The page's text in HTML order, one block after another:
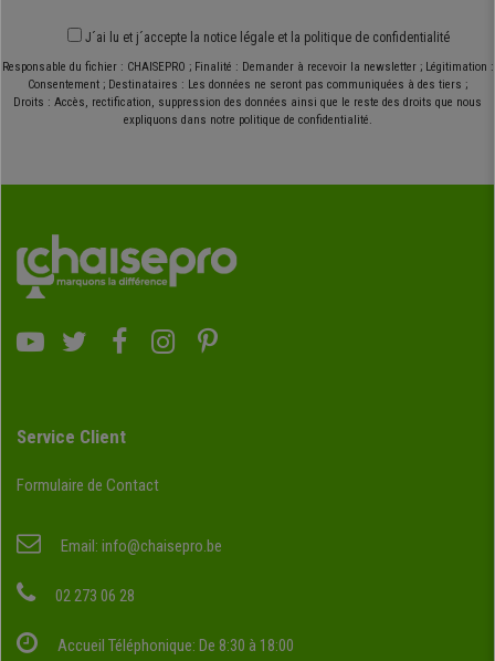
J´ai lu et j´accepte la notice légale et la politique de confidentialité
Responsable du fichier : CHAISEPRO ; Finalité : Demander à recevoir la newsletter ; Légitimation :
Consentement ; Destinataires : Les données ne seront pas communiquées à des tiers ;
Droits : Accès, rectification, suppression des données ainsi que le reste des droits que nous
expliquons dans notre politique de confidentialité.
Service Client
Formulaire de Contact
Email: info@chaisepro.be
02 273 06 28
Accueil Téléphonique: De 8:30 à 18:00